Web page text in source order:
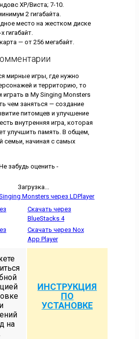
ХР/Виста; 7-10.
2 гигабайта.
место на жестком диске
гигабайт.
— от 256 мегабайт.
мирные игры, где нужно
и территорию, то
играть в My Singing Monsters
чем заняться — создание
питомцев и улучшение
внутренняя игра, которая
улучшить память. В общем,
семьи, начиная с самых
забудь оценить -
Загрузка...
Monsters через LDPlayer
Скачать через
BlueStacks 4
Скачать через Nox
App Player
на
ИНСТРУКЦИЯ
ПО
УСТАНОВКЕ